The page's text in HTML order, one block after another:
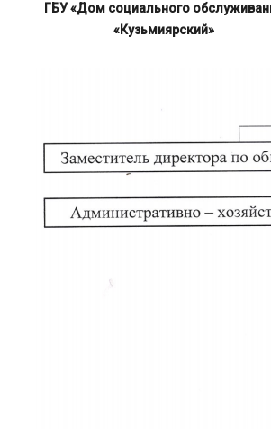
ГБУ «Дом социального
«Кузьмиярский»